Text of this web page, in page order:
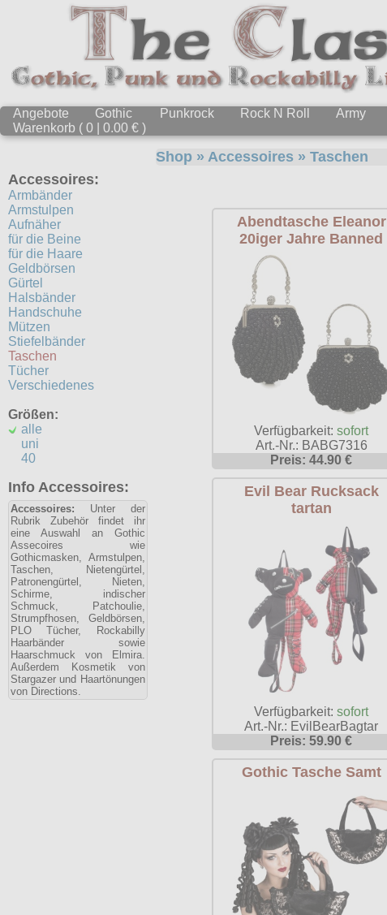
Angebote Gothic Punkrock Rock N Roll Army
Warenkorb ( 0 | 0.00 € )
Accessoires:
Armbänder
Armstulpen
Aufnäher
für die Beine
für die Haare
Geldbörsen
Gürtel
Halsbänder
Handschuhe
Mützen
Stiefelbänder
Taschen
Tücher
Verschiedenes
Größen:
alle
uni
40
Info Accessoires:
Accessoires: Unter der
Rubrik Zubehör findet ihr
eine Auswahl an Gothic
Assecoires wie
Gothicmasken, Armstulpen,
Taschen, Nietengürtel,
Patronengürtel, Nieten,
Schirme, indischer
Schmuck, Patchoulie,
Strumpfhosen, Geldbörsen,
PLO Tücher, Rockabilly
Haarbänder sowie
Haarschmuck von Elmira.
Außerdem Kosmetik von
Stargazer und Haartönungen
von Directions.
Shop » Accessoires » Taschen
Abendtasche Eleanor
20iger Jahre Banned
Verfügbarkeit:sofort
Art.-Nr.: BABG7316
Preis: 44.90 €
Evil Bear Rucksack
tartan
Verfügbarkeit:sofort
Art.-Nr.: EvilBearBagtar
Preis: 59.90 €
Gothic Tasche Samt